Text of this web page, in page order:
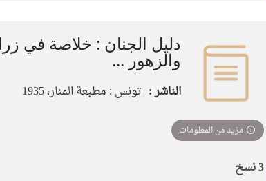
دليل الجنان : خلاصة في
والزهور ...
الناشر : تونس : مطبعة المنار، 1935
مزيد من المعلومات
3 نسخ